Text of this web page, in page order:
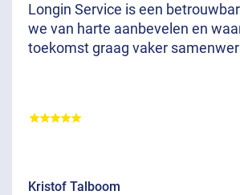
Longin Service is een
we van harte aanbevelen en
toekomst graag vaker
Kristof Talboom